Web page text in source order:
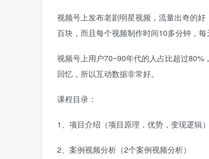
视频号上发布老剧明星视频，流量出奇的
百块，而且每个视频制作时间10多分钟，每
视频号上用户70~90年代的人占比超过
回忆，所以互动数据非常好。
课程目录：
1、项目介绍（项目原理，优势，变现逻辑）
2、案例视频分析（2个案例视频分析）